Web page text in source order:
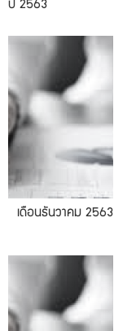
ปี 2563
เดือนธันวาคม 2563
11.2020
08.2020